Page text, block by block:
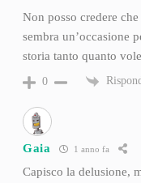
Non posso credere
sembra un’occasione
storia tanto quanto
0
Gaia 1 anno fa
Capisco la delusione,